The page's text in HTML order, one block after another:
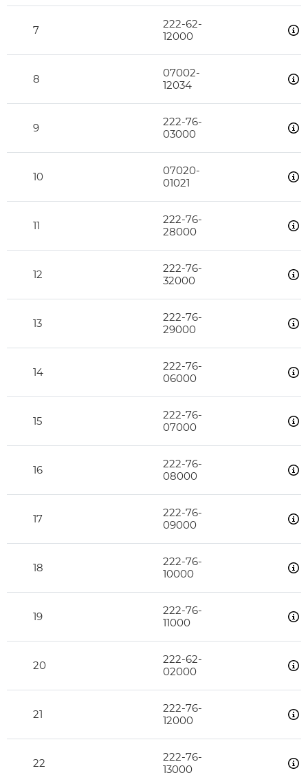
7
222-62-
12000
8
07002-
12034
9
222-76-
03000
10
07020-
01021
11
222-76-
28000
12
222-76-
32000
13
222-76-
29000
14
222-76-
06000
15
222-76-
07000
16
222-76-
08000
17
222-76-
09000
18
222-76-
10000
19
222-76-
11000
20
222-62-
02000
21
222-76-
12000
22
222-76-
13000